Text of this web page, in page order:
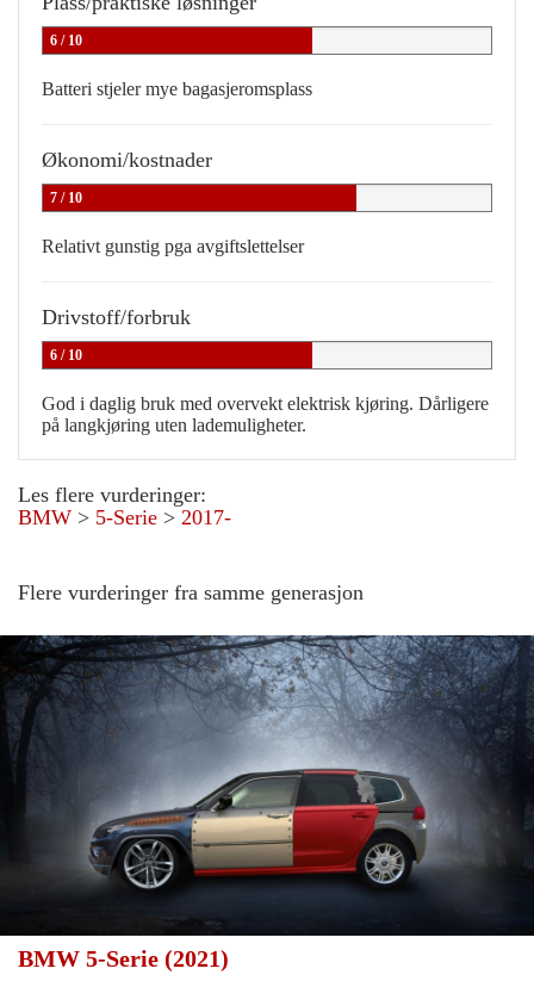
6 / 10
Batteri stjeler mye bagasjeromsplass
Økonomi/kostnader
7 / 10
Relativt gunstig pga avgiftslettelser
Drivstoff/forbruk
6 / 10
God i daglig bruk med overvekt elektrisk kjøring. Dårligere
på langkjøring uten lademuligheter.
Les flere vurderinger:
BMW > 5-Serie > 2017-
Flere vurderinger fra samme generasjon
BMW 5-Serie (2021)